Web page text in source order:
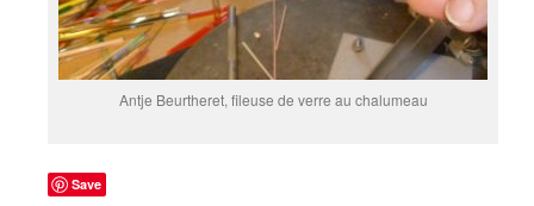
Antje Beurtheret, fileuse de verre au chalumeau
Save